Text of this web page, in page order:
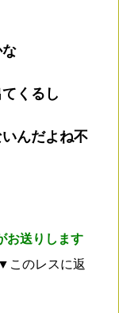
くるし
んだよね不
お送りします
▼このレスに返